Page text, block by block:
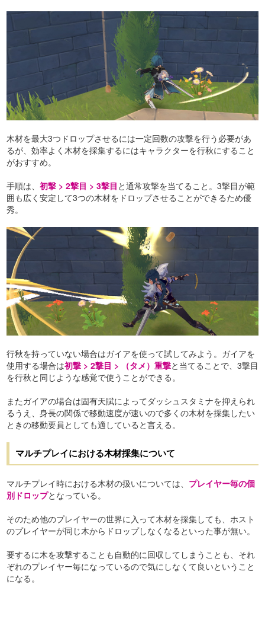
木材を最大3つドロップさせるには一定回数の攻撃を行う必要があ
るが、効率よく木材を採集するにはキャラクターを行秋にすること
がおすすめ。
手順は、 初撃 > 2撃目 > 3撃目 と通常攻撃を当てること。3撃目が範
囲も広く安定して3つの木材をドロップさせることができるため優
秀。
行秋を持っていない場合はガイアを使って試してみよう。ガイアを
使用する場合は初撃 > 2撃目 > （タメ）重撃と当てることで、3撃目
を行秋と同じような感覚で使うことができる。
またガイアの場合は固有天賦によってダッシュスタミナを抑えられ
るうえ、身長の関係で移動速度が速いので多くの木材を採集したい
ときの移動要員としても適していると言える。
マルチプレイにおける木材採集について
マルチプレイ時における木材の扱いについては、 プレイヤー毎の個
別ドロップとなっている。
そのため他のプレイヤーの世界に入って木材を採集しても、ホスト
のプレイヤーが同じ木からドロップしなくなるといった事が無い。
要するに木を攻撃することも自動的に回収してしまうことも、それ
ぞれのプレイヤー毎になっているので気にしなくて良いということ
になる。